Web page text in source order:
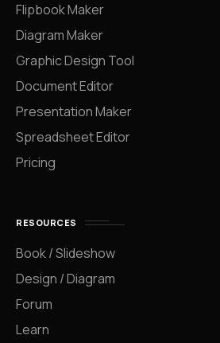
Flipbook Maker
Diagram Maker
Graphic Design Tool
Document Editor
Presentation Maker
Spreadsheet Editor
Pricing
RESOURCES
Book / Slideshow
Design / Diagram
Forum
Learn